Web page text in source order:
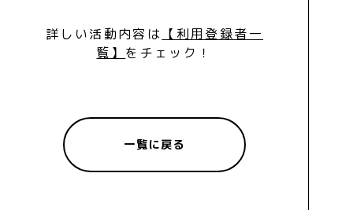
詳しい活動内容は 【利用登録者一
覧】 をチェック！
一覧に戻る